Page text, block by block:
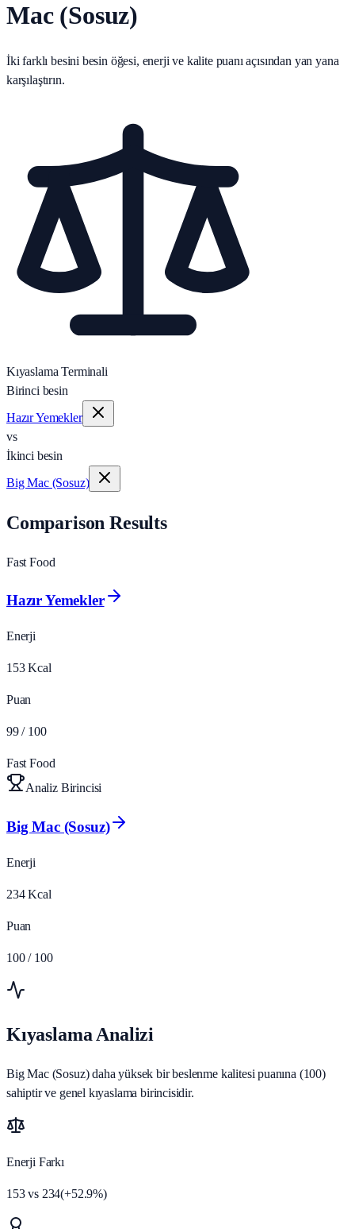
Mac (Sosuz)
İki farklı besini besin öğesi, enerji ve kalite puanı açısından yan yana
karşılaştırın.
Kıyaslama Terminali
Birinci besin
Hazır Yemekler
vs
İkinci besin
Big Mac (Sosuz)
Comparison Results
Fast Food
Hazır Yemekler
Enerji
153 Kcal
Puan
99 / 100
Fast Food
Analiz Birincisi
Big Mac (Sosuz)
Enerji
234 Kcal
Puan
100 / 100
Kıyaslama Analizi
Big Mac (Sosuz) daha yüksek bir beslenme kalitesi puanına (100)
sahiptir ve genel kıyaslama birincisidir.
Enerji Farkı
153vs 234(+52.9%)